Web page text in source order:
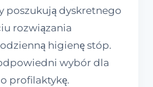
poszukują dyskretnego
rozwiązania
higienę stóp.
wybór dla
profilaktykę.